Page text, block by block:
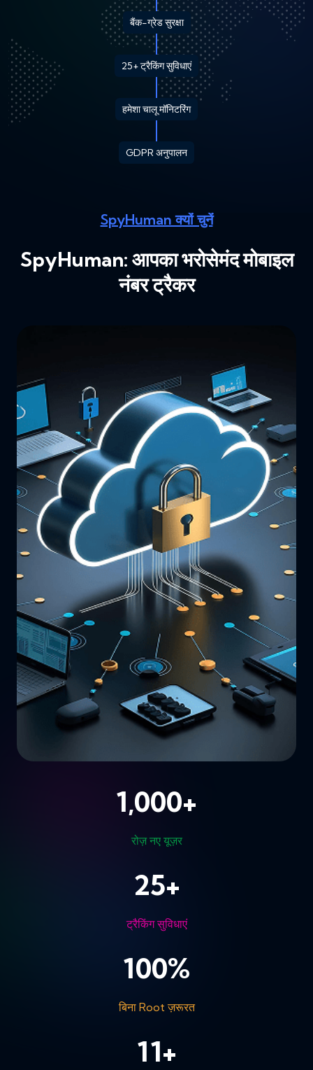
बैंक-ग्रेड सुरक्षा
25+ ट्रैकिंग सुविधाएं
हमेशा चालू मॉनिटरिंग
GDPR अनुपालन
SpyHuman क्यों चुनें
SpyHuman: आपका भरोसेमंद मोबाइल
नंबर ट्रैकर
1,000+
रोज़ नए यूज़र
25+
ट्रैकिंग सुविधाएं
100%
बिना Root ज़रूरत
11+